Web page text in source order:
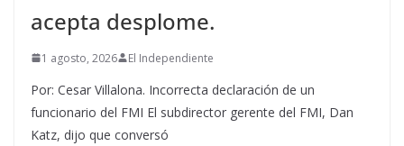
acepta desplome.
1 agosto, 2026 El Independiente
Por: Cesar Villalona. Incorrecta declaración de un
funcionario del FMI El subdirector gerente del FMI, Dan
Katz, dijo que conversó